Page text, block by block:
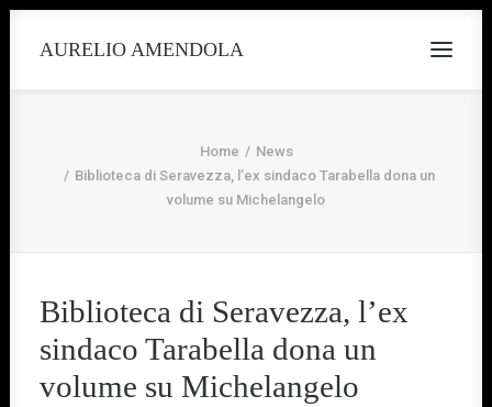
AURELIO AMENDOLA
Home
News
Biblioteca di Seravezza, l’ex sindaco Tarabella dona un
volume su Michelangelo
Biblioteca di Seravezza, l’ex
sindaco Tarabella dona un
volume su Michelangelo